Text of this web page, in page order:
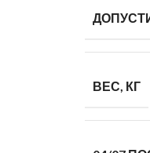
ВЕС, КГ